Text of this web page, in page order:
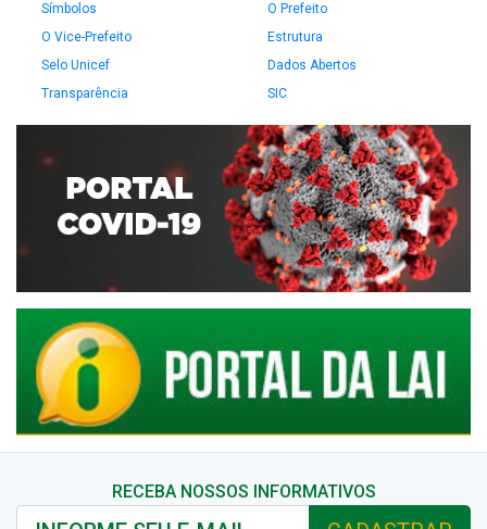
Símbolos
O Prefeito
O Vice-Prefeito
Estrutura
Selo Unicef
Dados Abertos
Transparência
SIC
RECEBA NOSSOS INFORMATIVOS